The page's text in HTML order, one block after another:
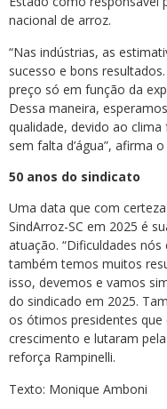
nacional de arroz.
“Nas indústrias, as
sucesso e bons
preço só em função da
Dessa maneira,
qualidade, devido ao
sem falta d’água”, afirma
50 anos do sindicato
Uma data que com
SindArroz-SC em 2025 é
atuação. “Dificuldades
também temos muitos
isso, devemos e vamos
do sindicado em 2025.
os ótimos presidentes
crescimento e lutaram
reforça Rampinelli.
Texto: Monique Amboni